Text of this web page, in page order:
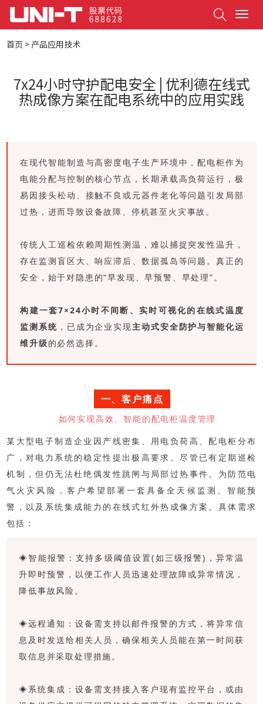
T
o
n
a
v
i
o
n
首页 > 产品应用技术
7x24小时守护配电安全 | 优利德在线式
热成像方案在配电系统中的应用实践
在现代智能制造与高密度电子生产环境中，配电柜作为
电能分配与控制的核心节点，长期承载高负荷运行，极
易因接头松动、接触不良或元器件老化等问题引发局部
过热，进而导致设备故障、停机甚至火灾事故。
传统人工巡检依赖周期性测温，难以捕捉突发性温升，
存在监测盲区大、响应滞后、数据孤岛等问题。真正的
安全，始于对隐患的“早发现、早预警、早处理”。
构建一套7×24小时不间断、实时可视化的在线式温度
监测系统 ，已成为企业实现主动式安全防护与智能化运
维升级的必然选择。
一、客户痛点
如何实现高效、智能的配电柜温度管理
某大型电子制造企业因产线密集、用电负荷高、配电柜分布
广，对电力系统的稳定性提出极高要求。尽管已有定期巡检
机制，但仍无法杜绝偶发性跳闸与局部过热事件。为防范电
气火灾风险，客户希望部署一套具备全天候监测、智能预
警，以及系统集成能力的在线式红外热成像方案。具体需求
包括：
◈智能报警：支持多级阈值设置(如三级报警)，异常温
升即时预警，以便工作人员迅速处理故障或异常情况，
降低事故风险。
◈远程通知：设备需支持以邮件报警的方式，将异常信
息及时发送给相关人员，确保相关人员能在第一时间获
取信息并采取处理措施。
◈系统集成：设备需支持接入客户现有监控平台，或由